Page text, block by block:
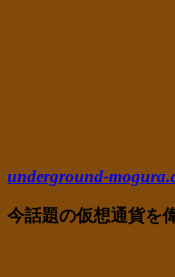
underground-
今話題の仮想通貨を